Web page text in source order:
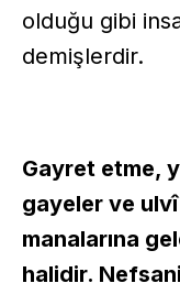
olduğu gibi
demişlerdir.
Gayret etme,
gayeler ve
manalarına
halidir.